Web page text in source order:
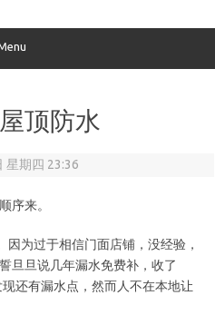
顶防水
星期四 23:36
序来。
为过于相信门面店铺，没经验，
旦旦说几年漏水免费补，收了
还有漏水点，然而人不在本地让